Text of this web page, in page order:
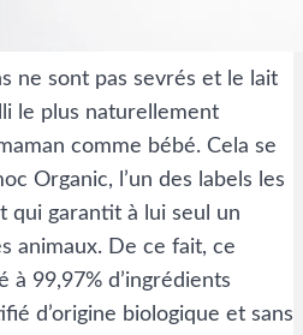
ne sont pas sevrés et le lait
le plus naturellement
comme bébé. Cela se
Organic, l’un des labels les
qui garantit à lui seul un
animaux. De ce fait, ce
à 99,97% d’ingrédients
d’origine biologique et sans